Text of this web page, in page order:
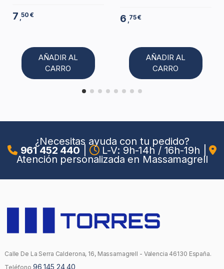
7 ,50 €
AÑADIR AL
CARRO
6 75 €
AÑADIR AL
CARRO
¿Necesitas ayuda con tu pedido?
961 452 440 L-V: 9h-14h / 16h-19h
Atención personalizada en Massamagrell
Calle De La Serra Calderona, 16, Massamagrell - Valencia 46130 España.
Teléfono 96 145 24 40